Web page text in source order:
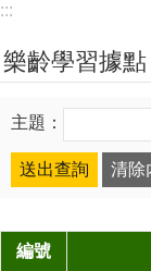
:::
樂齡學習據點
主題：
編號